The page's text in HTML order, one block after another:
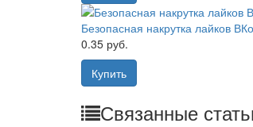
Безопасная накрутка лайков
0.35 руб.
Купить
Связанные